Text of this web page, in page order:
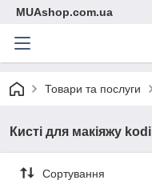
MUAshop.com.ua
Товари та послуги
Кисті для макіяжу kodi
Сортування